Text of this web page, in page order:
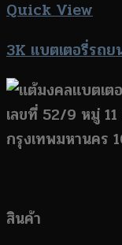
Quick View
3K แบตเตอรี่รถ
เลขที่ 52/9 หมู่
กรุงเทพมหานคร
สินค้า